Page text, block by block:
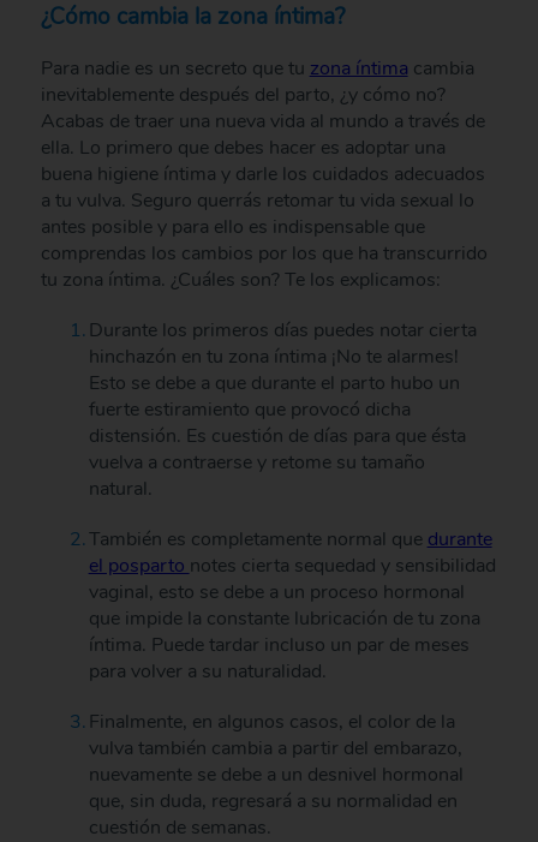
¿Cómo cambia la zona íntima?
Para nadie es un secreto que tu zona íntima cambia
inevitablemente después del parto, ¿y cómo no?
Acabas de traer una nueva vida al mundo a través de
ella. Lo primero que debes hacer es adoptar una
buena higiene íntima y darle los cuidados adecuados
a tu vulva. Seguro querrás retomar tu vida sexual lo
antes posible y para ello es indispensable que
comprendas los cambios por los que ha transcurrido
tu zona íntima. ¿Cuáles son? Te los explicamos:
Durante los primeros días puedes notar cierta
hinchazón en tu zona íntima ¡No te alarmes!
Esto se debe a que durante el parto hubo un
fuerte estiramiento que provocó dicha
distensión. Es cuestión de días para que ésta
vuelva a contraerse y retome su tamaño
natural.
También es completamente normal que durante
el posparto notes cierta sequedad y sensibilidad
vaginal, esto se debe a un proceso hormonal
que impide la constante lubricación de tu zona
íntima. Puede tardar incluso un par de meses
para volver a su naturalidad.
Finalmente, en algunos casos, el color de la
vulva también cambia a partir del embarazo,
nuevamente se debe a un desnivel hormonal
que, sin duda, regresará a su normalidad en
cuestión de semanas.